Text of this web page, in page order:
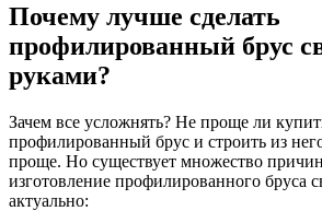
Почему лучше сделать
профилированный брус
руками?
Зачем все усложнять? Не проще ли
профилированный брус и строить из
проще. Но существует множество
изготовление профилированного бруса
актуально: